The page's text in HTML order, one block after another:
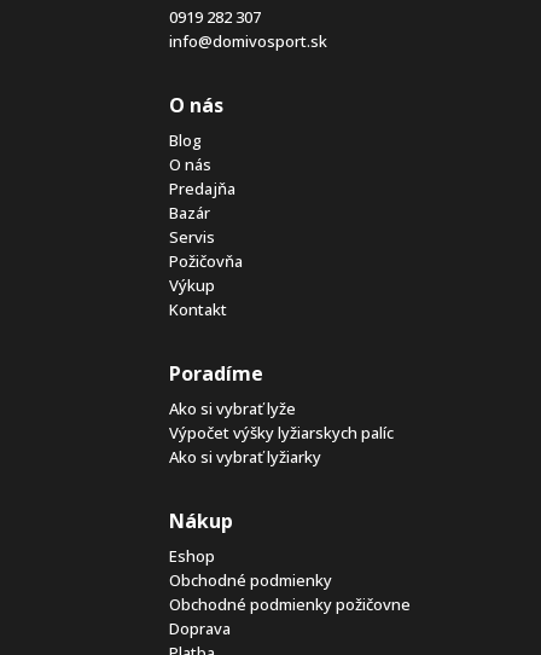
0919 282 307
info@domivosport.sk
O nás
Blog
O nás
Predajňa
Bazár
Servis
Požičovňa
Výkup
Kontakt
Poradíme
Ako si vybrať lyže
Výpočet výšky lyžiarskych palíc
Ako si vybrať lyžiarky
Nákup
Eshop
Obchodné podmienky
Obchodné podmienky požičovne
Doprava